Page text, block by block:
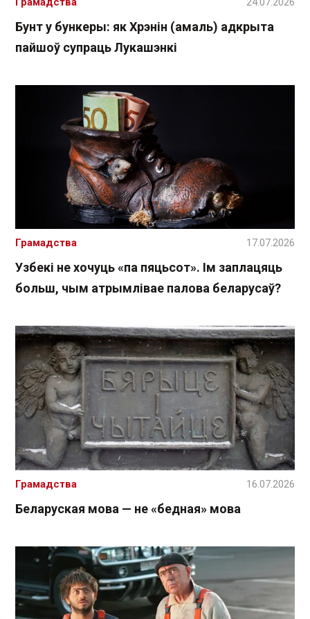
Бунт у бункеры: як Хрэнін (амаль) адкрыта
пайшоў супраць Лукашэнкі
Узбекі не хочуць «па пяцьсот». Ім заплацяць
больш, чым атрымлівае палова беларусаў?
Грамадства 17.07.2026
Беларуская мова — не «бедная» мова
Грамадства 16.07.2026